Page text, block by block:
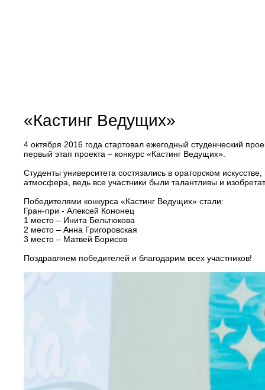
«Кастинг Ведущих»
4 октября 2016 года стартовал ежегодный студенческий
первый этап проекта – конкурс «Кастинг Ведущих».
Студенты университета состязались в ораторском
атмосфера, ведь все участники были талантливы и
Победителями конкурса «Кастинг Ведущих» стали:
Гран-при - Алексей Кононец
1 место – Инита Бельтюкова
2 место – Анна Григоровская
3 место – Матвей Борисов
Поздравляем победителей и благодарим всех участников!